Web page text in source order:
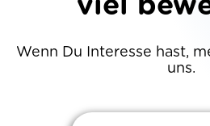
viel
Wenn Du Interesse hast,
uns.